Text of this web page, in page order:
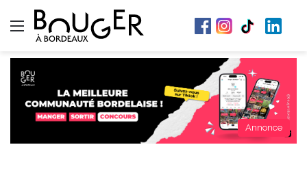
Menu
Annonce